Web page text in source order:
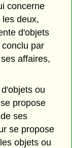
concerne
deux,
d'objets
par
affaires,
ou
propose
ses
se propose
objets ou